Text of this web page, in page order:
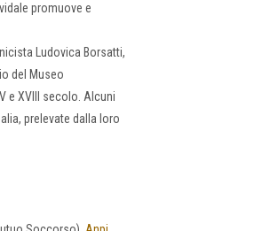
promuove e
Ludovica Borsatti,
del Museo
e XVIII secolo. Alcuni
prelevate dalla loro